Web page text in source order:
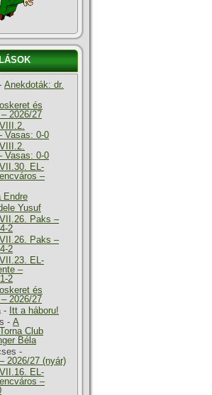
Anekdoták: dr.
és
2026/27
Vasas: 0-0
Vasas: 0-0
EL-
–
Endre
Yusuf
Paks –
2
Paks –
2
EL-
–
2
és
2026/27
- Itt a háboru!
- A
Club
Béla
-
2026/27 (nyár)
EL-
–